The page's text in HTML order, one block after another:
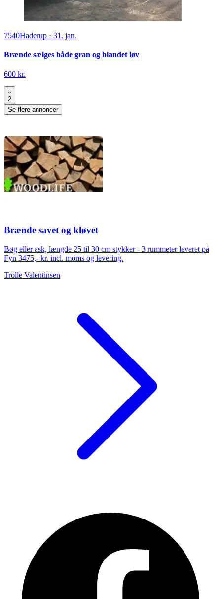
7540Haderup · 31. jan.
Brænde sælges både gran og blandet løv
600 kr.
2
Se flere annoncer
Brænde savet og kløvet
Bøg eller ask, længde 25 til 30 cm stykker - 3 rummeter leveret på
Fyn 3475,- kr. incl. moms og levering.
Trolle Valentinsen